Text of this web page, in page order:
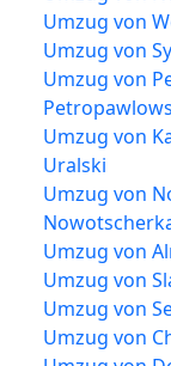
Umzug von
Umzug von
Umzug von
Umzug von
Uralski
Umzug von
Umzug von
Umzug von
Umzug von
Umzug von